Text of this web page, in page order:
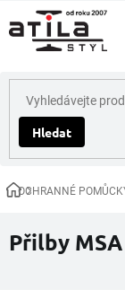
na
obsah
Hledat
DomůOCHRANNÉ
Přilby MSA